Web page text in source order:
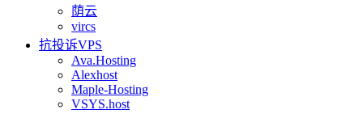
荫云
vircs
抗投诉VPS
Ava.Hosting
Alexhost
Maple-Hosting
VSYS.host